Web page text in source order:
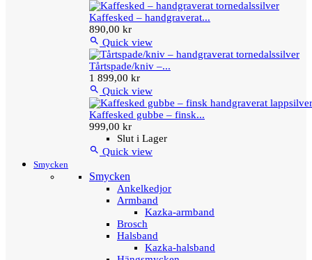
Kaffesked – handgraverat...
890,00 kr
 Quick view
Tårtspade/kniv –...
1 899,00 kr
 Quick view
Kaffesked gubbe – finsk...
999,00 kr
Slut i Lager
 Quick view
Smycken
Smycken
Ankelkedjor
Armband
Kazka-armband
Brosch
Halsband
Kazka-halsband